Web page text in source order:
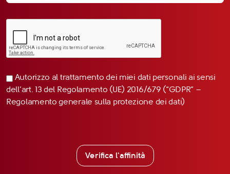
Autorizzo al trattamento dei miei dati personali ai sensi
dell’art. 13 del Regolamento (UE) 2016/679 (“GDPR” –
Regolamento generale sulla protezione dei dati)
Verifica l'affinità